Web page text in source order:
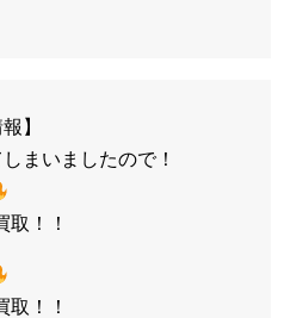
】
まいましたので！
！！
！！